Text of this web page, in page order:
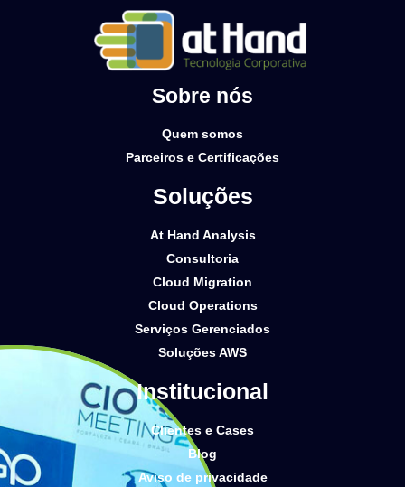
Sobre nós
Quem somos
Parceiros e Certificações
Soluções
At Hand Analysis
Consultoria
Cloud Migration
Cloud Operations
Serviços Gerenciados
Soluções AWS
Institucional
Clientes e Cases
Blog
Aviso de privacidade